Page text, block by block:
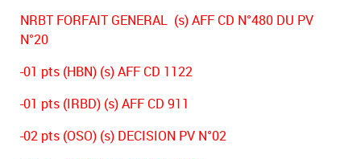
NRBT FORFAIT GENERAL (s) AFF CD N°480 DU PV
N°20
-01 pts (HBN) (s) AFF CD 1122
-01 pts (IRBD) (s) AFF CD 911
-02 pts (OSO) (s) DECISION PV N°02